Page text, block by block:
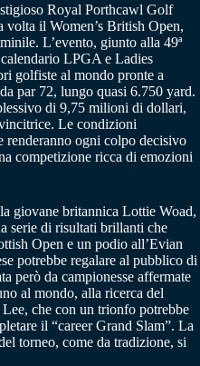
Royal Porthcawl Golf
volta il Women’s British Open,
L’evento, giunto alla 49ª
LPGA e Ladies
golfiste al mondo pronte a
par 72, lungo quasi 6.750 yard.
di 9,75 milioni di dollari,
Le condizioni
renderanno ogni colpo decisivo
competizione ricca di emozioni
giovane britannica Lottie Woad,
serie di risultati brillanti che
Open e un podio all’Evian
potrebbe regalare al pubblico di
però da campionesse affermate
al mondo, alla ricerca del
che con un trionfo potrebbe
il “career Grand Slam”. La
torneo, come da tradizione, si